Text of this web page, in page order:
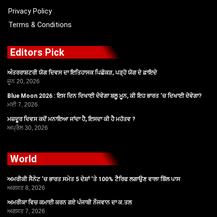
Privacy Policy
Terms & Conditions
Editors Pick
ਅੰਤਰਰਾਸ਼ਟਰੀ ਯੋਗ ਦਿਵਸ ਦਾ ਇਤਿਹਾਸਕ ਪਿਛੋਕੜ, ਪੜ੍ਹੋ ਯੋਗ ਦੇ ਫ਼ਾਇਦੇ
ਜੂਨ 20, 2026
Blue Moon 2026 : ਇਸ ਦਿਨ ਦਿਖਾਈ ਦੇਵੇਗਾ ਬਲੂ ਮੂਨ, ਕੀ ਇਹ ਭਾਰਤ ‘ਚ ਦਿਖਾਈ ਦੇਵੇਗਾ?
ਮਈ 7, 2026
ਮਜ਼ਦੂਰ ਦਿਵਸ ਕਦੋਂ ਮਨਾਇਆ ਜਾਂਦਾ ਹੈ, ਇਸਦਾ ਕੀ ਹੈ ਮਹੱਤਵ ?
ਅਪ੍ਰੈਲ 30, 2026
World
ਅਮਰੀਕੀ ਸੈਨੇਟ ‘ਚ ਭਾਰਤ ਸਮੇਤ 5 ਦੇਸ਼ਾਂ ‘ਤੇ 100% ਟੈਰਿਫ ਲਗਾਉਣ ਵਾਲਾ ਬਿੱਲ ਪਾਸ
ਅਗਸਤ 8, 2026
ਅਮਰੀਕਾ ਵਿਚ ਕਮਾਈ ਕਰਨ ਗਏ ਪੰਜਾਬੀ ਨੌਜਵਾਨ ਦਾ ਕ.ਤਲ
ਅਗਸਤ 7, 2026